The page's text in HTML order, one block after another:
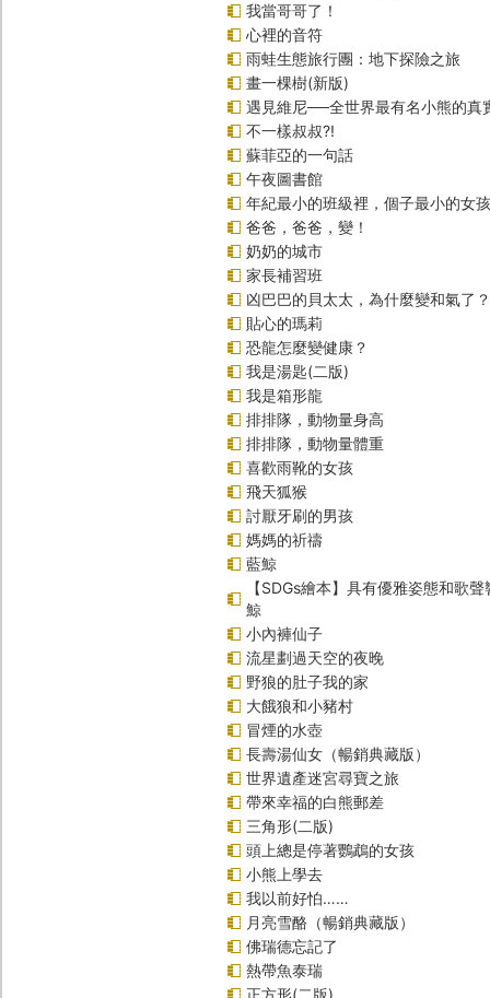
我當哥哥了！
心裡的音符
雨蛙生態旅行團：地下探險之旅
畫一棵樹(新版)
遇見維尼──全世界最有名小熊的真
不一樣叔叔?!
蘇菲亞的一句話
午夜圖書館
年紀最小的班級裡，個子最小的女
爸爸，爸爸，變！
奶奶的城市
家長補習班
凶巴巴的貝太太，為什麼變和氣了？
貼心的瑪莉
恐龍怎麼變健康？
我是湯匙(二版)
我是箱形龍
排排隊，動物量身高
排排隊，動物量體重
喜歡雨靴的女孩
飛天狐猴
討厭牙刷的男孩
媽媽的祈禱
藍鯨
【SDGs繪本】具有優雅姿態和歌
鯨
小內褲仙子
流星劃過天空的夜晚
野狼的肚子我的家
大餓狼和小豬村
冒煙的水壺
長壽湯仙女（暢銷典藏版）
世界遺產迷宮尋寶之旅
帶來幸福的白熊郵差
三角形(二版)
頭上總是停著鸚鵡的女孩
小熊上學去
我以前好怕……
月亮雪酪（暢銷典藏版）
佛瑞德忘記了
熱帶魚泰瑞
正方形(二版)